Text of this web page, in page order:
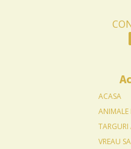
ACASA
ANIMALE
TARGURI
VREAU